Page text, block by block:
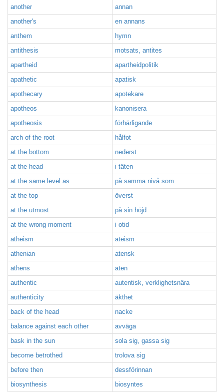
another
annan
another's
en annans
anthem
hymn
antithesis
motsats, antites
apartheid
apartheidpolitik
apathetic
apatisk
apothecary
apotekare
apotheos
kanonisera
apotheosis
förhärligande
arch of the root
hålfot
at the bottom
nederst
at the head
i täten
at the same level as
på samma nivå som
at the top
överst
at the utmost
på sin höjd
at the wrong moment
i otid
atheism
ateism
athenian
atensk
athens
aten
authentic
autentisk, verklighetsnära
authenticity
äkthet
back of the head
nacke
balance against each other
avväga
bask in the sun
sola sig, gassa sig
become betrothed
trolova sig
before then
dessförinnan
biosynthesis
biosyntes